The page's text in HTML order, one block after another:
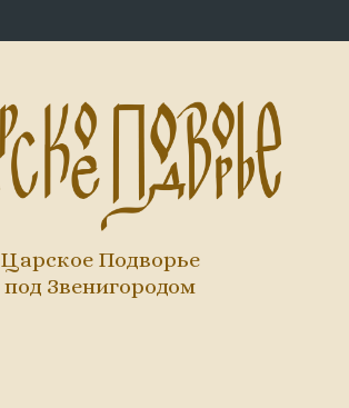
Царское Подворье
под Звенигородом